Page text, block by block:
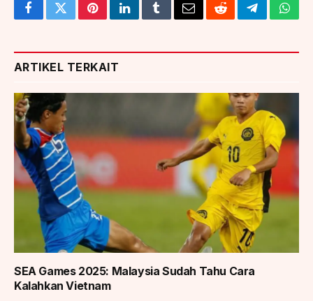
FacebookTwitterPinterestLinkedInTumblrEmailRedditTelegram
ARTIKEL TERKAIT
SEA Games 2025: Malaysia Sudah Tahu Cara
Kalahkan Vietnam